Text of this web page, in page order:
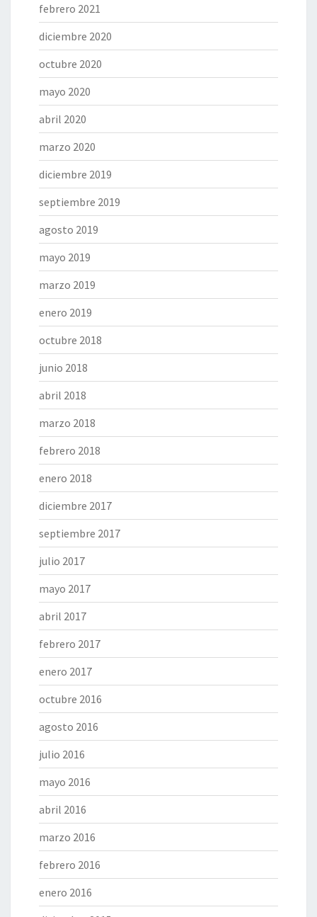
febrero 2021
diciembre 2020
octubre 2020
mayo 2020
abril 2020
marzo 2020
diciembre 2019
septiembre 2019
agosto 2019
mayo 2019
marzo 2019
enero 2019
octubre 2018
junio 2018
abril 2018
marzo 2018
febrero 2018
enero 2018
diciembre 2017
septiembre 2017
julio 2017
mayo 2017
abril 2017
febrero 2017
enero 2017
octubre 2016
agosto 2016
julio 2016
mayo 2016
abril 2016
marzo 2016
febrero 2016
enero 2016